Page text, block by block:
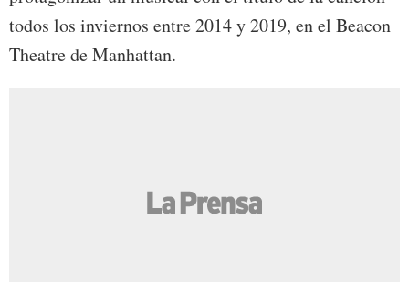
todos los inviernos entre 2014 y 2019, en el Beacon
Theatre de Manhattan.